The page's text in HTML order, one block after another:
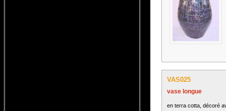
VAS025
vase longue
en terra cotta, décoré